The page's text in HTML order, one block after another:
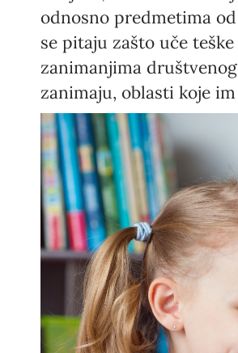
odnosno predmetima
se pitaju zašto uče
zanimanjima
zanimaju, oblasti koje